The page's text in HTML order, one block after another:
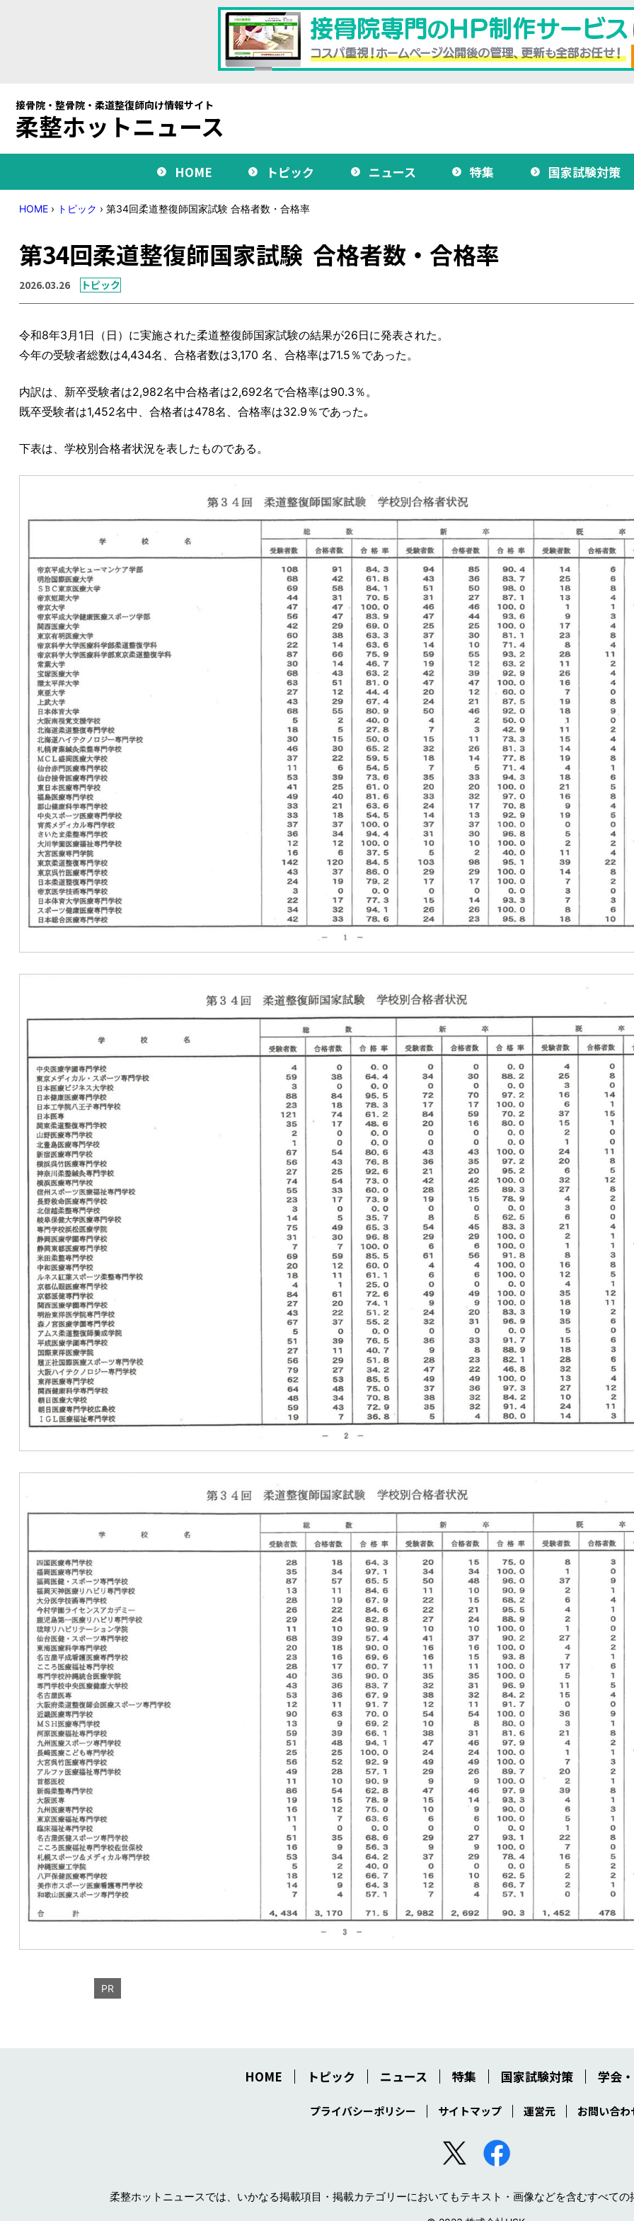
接骨院・整骨院・柔道整復師向け情報サイト
柔整ホットニュース
HOME トピック ニュース 特集 国家試験対策
HOME › トピック › 第34回柔道整復師国家試験 合格者数・合格率
第34回柔道整復師国家試験 合格者数・合格率
2026.03.26 トピック
令和8年3月1日（日）に実施された柔道整復師国家試験の結果が26日に発表された。
今年の受験者総数は4,434名、合格者数は3,170 名、合格率は71.5％であった。
内訳は、新卒受験者は2,982名中合格者は2,692名で合格率は90.3％。
既卒受験者は1,452名中、合格者は478名、合格率は32.9％であった｡
下表は、学校別合格者状況を表したものである。
PR
HOME トピック ニュース 特集 国家試験対策 学会
プライバシーポリシー サイトマップ 運営元 お問い合わ
柔整ホットニュースでは、いかなる掲載項目・掲載カテゴリーにおいてもテキスト・画像などを含むすべて